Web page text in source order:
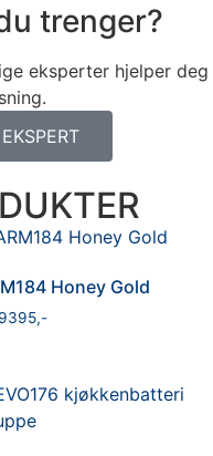
trenger?
eksperter hjelper deg
Honey Gold
9395